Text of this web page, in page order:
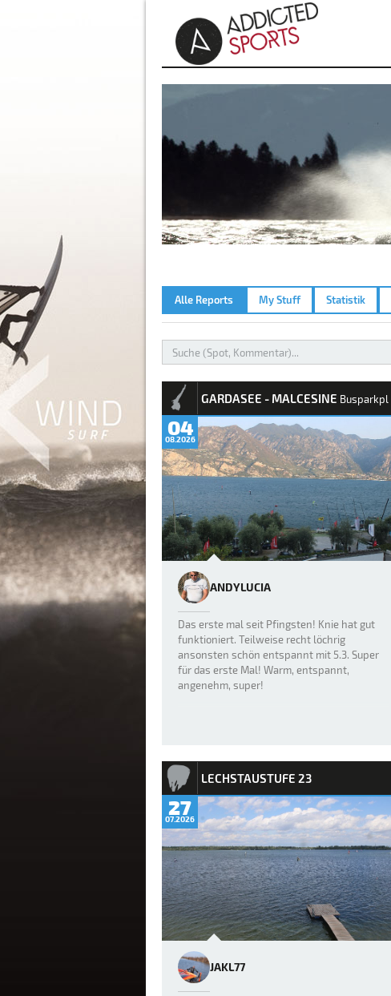
Alle Reports My Stuff Statistik
REPORTS
GARDASEE - MALCESINE Busparkpl
04
08.2026
ANDYLUCIA
Das erste mal seit Pfingsten! Knie hat gut
funktioniert. Teilweise recht löchrig
ansonsten schön entspannt mit 5.3. Super
für das erste Mal! Warm, entspannt,
angenehm, super!
LECHSTAUSTUFE 23
27
07.2026
JAKL77